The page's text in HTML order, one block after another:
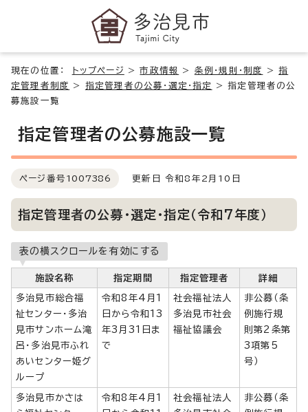
現在の位置： トップページ >市政情報 > 条例・規則・制度 >指
定管理者制度
> 指定管理者の公募・選定・指定 >指定管理者の公
募施設一覧
指定管理者の公募施設一覧
ページ番号 1007386 更新日 令和8年2月10日
指定管理者の公募・選定・指定（令和7年度）
表の横スクロールを有効にする
施設名称 指定期間 指定管理者 詳細
多治見市総合福
祉センター・多治
見市サンホーム滝
呂・多治見市ふれ
あいセンター姫グ
ループ
令和8年4月1
日から令和13
年3月31日ま
で
社会福祉法人
多治見市社会
福祉協議会
非公募（条
例施行規
則第2条第
3項第5
号）
多治見市かさは
令和8年4月1
社会福祉法人
非公募（条